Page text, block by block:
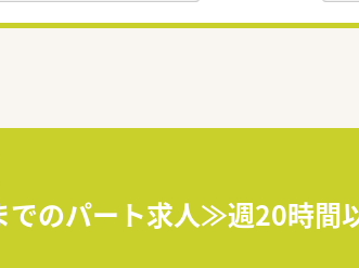
でのパート求人≫週20時間